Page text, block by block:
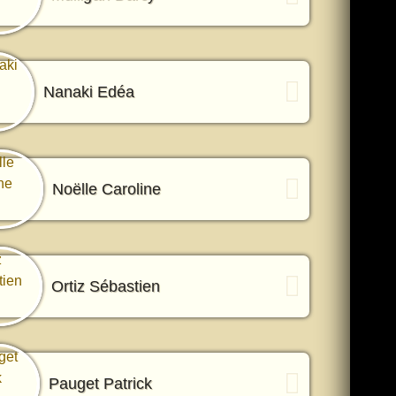
Nanaki Edéa
Noëlle Caroline
Ortiz Sébastien
Pauget Patrick